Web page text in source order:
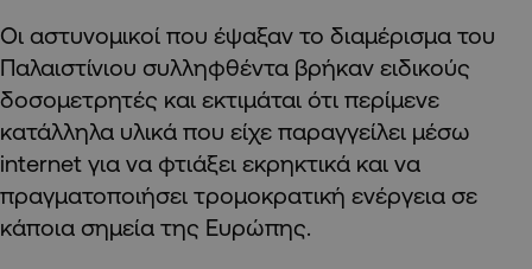
Οι αστυνομικοί που έψαξαν το διαμέρισμα του
Παλαιστίνιου συλληφθέντα βρήκαν ειδικούς
δοσομετρητές και εκτιμάται ότι περίμενε
κατάλληλα υλικά που είχε παραγγείλει μέσω
internet για να φτιάξει εκρηκτικά και να
πραγματοποιήσει τρομοκρατική ενέργεια σε
κάποια σημεία της Ευρώπης.